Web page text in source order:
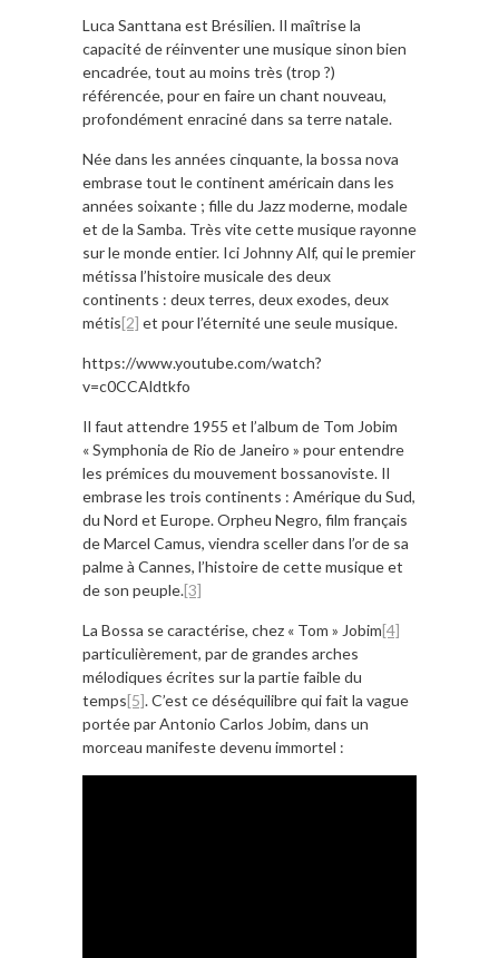
Luca Santtana est Brésilien. Il maîtrise la
capacité de réinventer une musique sinon bien
encadrée, tout au moins très (trop ?)
référencée, pour en faire un chant nouveau,
profondément enraciné dans sa terre natale.
Née dans les années cinquante, la bossa nova
embrase tout le continent américain dans les
années soixante ; fille du Jazz moderne, modale
et de la Samba. Très vite cette musique rayonne
sur le monde entier. Ici Johnny Alf, qui le premier
métissa l’histoire musicale des deux
continents : deux terres, deux exodes, deux
métis[2] et pour l’éternité une seule musique.
https://www.youtube.com/watch?
v=c0CCAldtkfo
Il faut attendre 1955 et l’album de Tom Jobim
« Symphonia de Rio de Janeiro » pour entendre
les prémices du mouvement bossanoviste. Il
embrase les trois continents : Amérique du Sud,
du Nord et Europe. Orpheu Negro, film français
de Marcel Camus, viendra sceller dans l’or de sa
palme à Cannes, l’histoire de cette musique et
de son peuple.[3]
La Bossa se caractérise, chez « Tom » Jobim[4]
particulièrement, par de grandes arches
mélodiques écrites sur la partie faible du
temps[5]. C’est ce déséquilibre qui fait la vague
portée par Antonio Carlos Jobim, dans un
morceau manifeste devenu immortel :